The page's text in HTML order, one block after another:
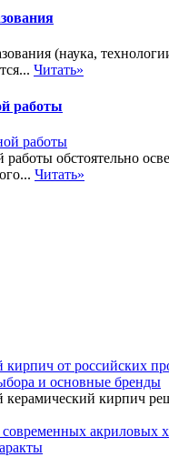
(наука,
Читать»
работы
обстоятельно
Читать»
от российских
и основные бренды
кирпич
акриловых